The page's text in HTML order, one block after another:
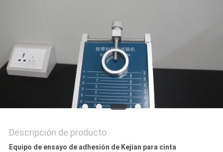
Descripción de producto
Equipo de ensayo de adhesión de Kejian para cinta